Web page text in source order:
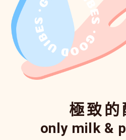
極致的
only milk &